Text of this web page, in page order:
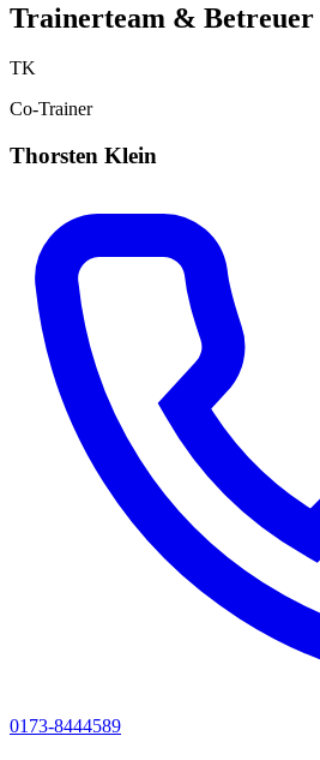
Trainerteam & Betreuer
TK
Co-Trainer
Thorsten Klein
0173-8444589